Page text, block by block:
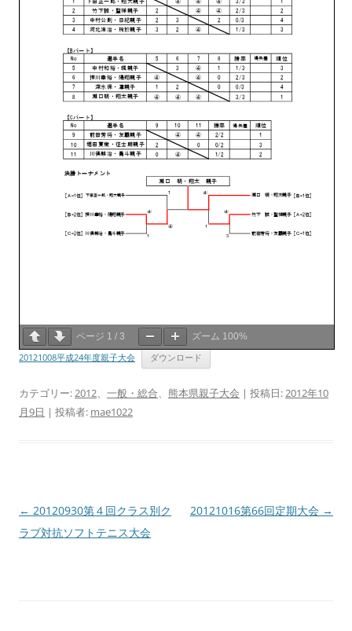
ページ 1 / 3 ズーム 100%
20121008平成24年度親子大会 ダウンロード
カテゴリー:2012、 一般・総合、 熊本県親子大会 | 投稿日:2012年10
月9日 | 投稿者: mae1022
投
稿
← 20120930第４回クラス別ク
ラブ対抗ソフトテニス大会
20121016第66回定期大会 →